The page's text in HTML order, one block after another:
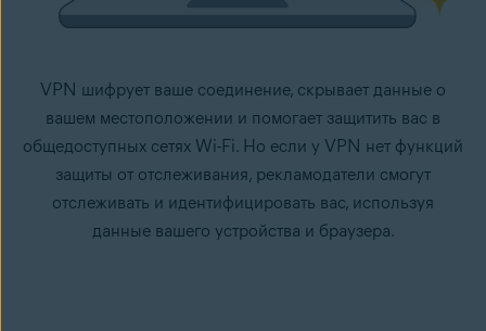
VPN шифрует ваше соединение, скрывает данные о
вашем местоположении и помогает защитить вас в
общедоступных сетях Wi-Fi. Но если у VPN нет функций
защиты от отслеживания, рекламодатели смогут
отслеживать и идентифицировать вас, используя
данные вашего устройства и браузера.